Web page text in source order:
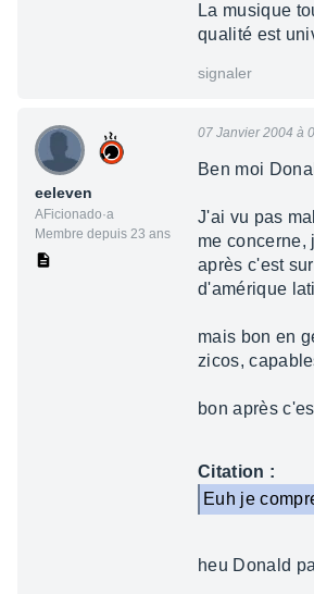
La musique
qualité est
signaler
eeleven
AFicionado·a
Membre depuis 23 ans
07 Janvier 2004 à
Ben moi
J'ai vu pas
me concerne,
après c'est
d'amérique
mais bon en
zicos,
bon après
Citation :
Euh je
heu Donald